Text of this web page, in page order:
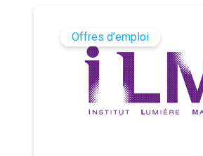
Offres d’emploi